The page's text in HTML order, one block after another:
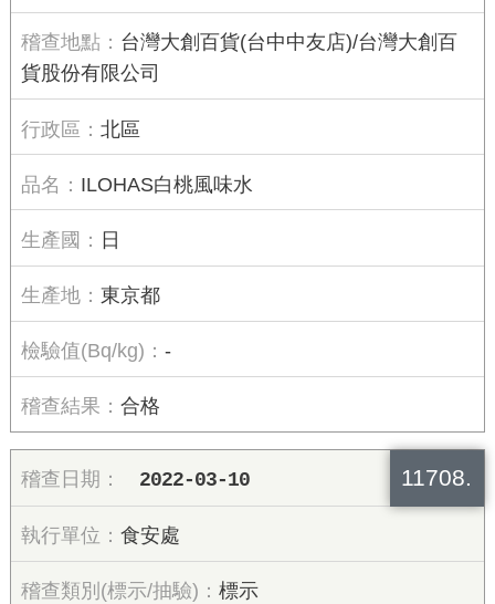
台灣大創百貨(台中中友店)/台灣大創百
貨股份有限公司
北區
ILOHAS白桃風味水
日
東京都
-
合格
11708.
2022-03-10
食安處
標示